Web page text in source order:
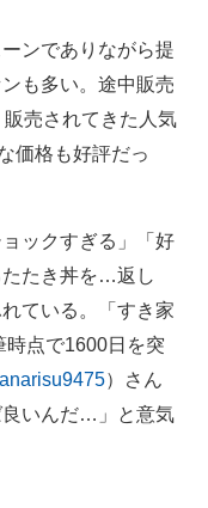
ンでありながら提
も多い。途中販売
売されてきた人気
価格も好評だっ
ックすぎる」「好
たき丼を…返し
ている。「すき家
点で1600日を突
）さん
良いんだ…」と意気